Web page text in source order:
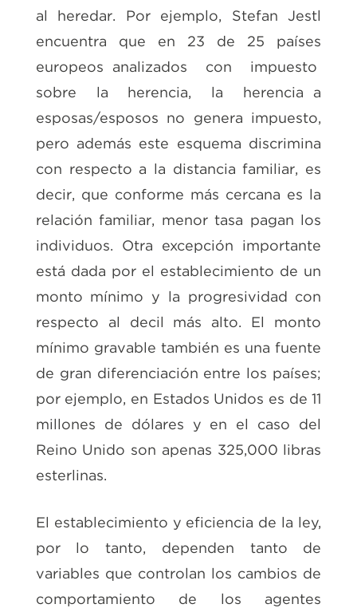
al heredar. Por ejemplo, Stefan Jestl
encuentra que en 23 de 25 países
europeos analizados con impuesto
sobre la herencia, la herencia a
esposas/esposos no genera impuesto,
pero además este esquema discrimina
con respecto a la distancia familiar, es
decir, que conforme más cercana es la
relación familiar, menor tasa pagan los
individuos. Otra excepción importante
está dada por el establecimiento de un
monto mínimo y la progresividad con
respecto al decil más alto. El monto
mínimo gravable también es una fuente
de gran diferenciación entre los países;
por ejemplo, en Estados Unidos es de 11
millones de dólares y en el caso del
Reino Unido son apenas 325,000 libras
esterlinas.
El establecimiento y eficiencia de la ley,
por lo tanto, dependen tanto de
variables que controlan los cambios de
comportamiento de los agentes